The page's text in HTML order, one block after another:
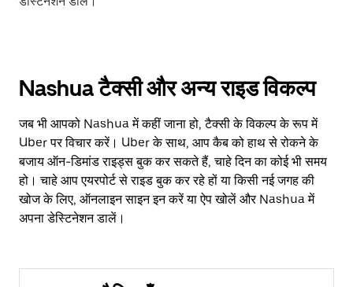
Nashua टैक्सी और अन्य राइड विकल्प
जब भी आपको Nashua में कहीं जाना हो, टैक्सी के विकल्प के रूप में
Uber पर विचार करें। Uber के साथ, आप कैब को हाथ से रोकने के
बजाय ऑन-डिमांड राइड्स बुक कर सकते हैं, चाहे दिन का कोई भी समय
हो। चाहे आप एयरपोर्ट से राइड बुक कर रहे हों या किसी नई जगह की
खोज के लिए, ऑनलाइन साइन इन करें या ऐप खोलें और Nashua में
अपना डेस्टिनेशन डालें।